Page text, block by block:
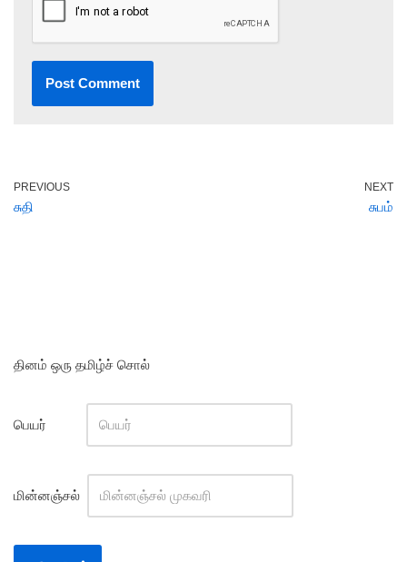
PREVIOUS
சுதி
NEXT
சுபம்
தினம் ஒரு தமிழ்ச் சொல்
பெயர்
மின்னஞ்சல்